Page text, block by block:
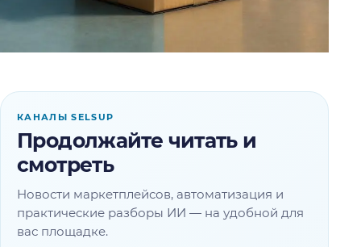
КАНАЛЫ SELSUP
Продолжайте читать и
смотреть
Новости маркетплейсов, автоматизация и
практические разборы ИИ — на удобной для
вас площадке.